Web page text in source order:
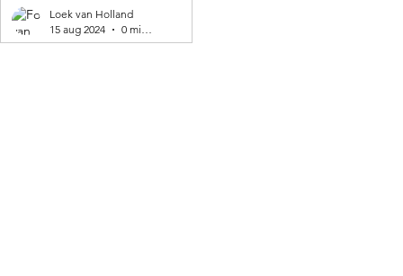
geproduceerd! 🌍
Loek van Holland
15 aug 2024
0 minuten om te lezen